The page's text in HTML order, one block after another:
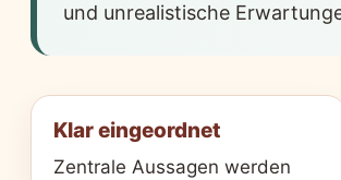
und unrealistische
Klar eingeordnet
Zentrale Aussagen werden